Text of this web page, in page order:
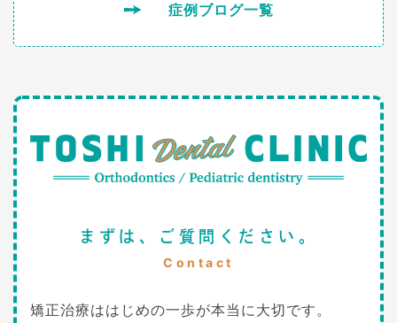
症例ブログ一覧
まずは、ご質問ください。
Contact
矯正治療ははじめの一歩が本当に大切です。